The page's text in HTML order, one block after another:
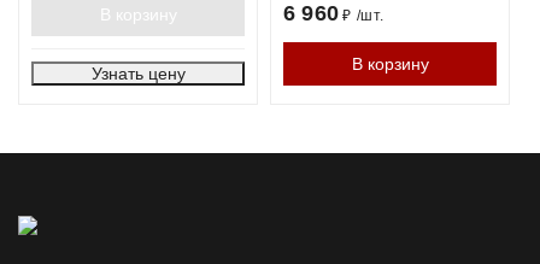
В корзину
Узнать цену
6 960 ₽ /шт.
В корзину